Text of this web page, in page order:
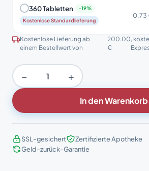
360 Tabletten
Kostenlose Standardlieferung
0.73
Kostenlose Lieferung ab
einem Bestellwert von
200.00
€
,
− +
In den Warenkorb
SSL-gesichert
Zertifizierte Apotheke
Geld-zurück-Garantie